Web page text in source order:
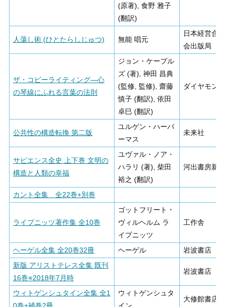
(原著), 食野 雅子
(翻訳)
人蕩し術 (ひとたらしじゅつ) 無能 唱元
日本経営合
会出版局
ザ・コピーライティング―心
の琴線にふれる言葉の法則
ジョン・ケープル
ズ (著), 神田 昌典
(監修, 監修), 齋藤
慎子 (翻訳), 依田
卓巳 (翻訳)
ダイヤモン
公共性の構造転換 第二版
ユルゲン・ハーバ
ーマス
未来社
サピエンス全史 上下巻 文明の
構造と人類の幸福
ユヴァル・ノア・
ハラリ (著), 柴田
裕之 (翻訳)
河出書房新社
カント全集 全22巻+別巻
ライプニッツ著作集 全10巻
ゴットフリート・
ヴィルヘルム ラ
イプニッツ
工作舎
ヘーゲル全集 全20巻32冊 ヘーゲル
岩波書店
新版 アリストテレス全集 既刊
16巻※2018年7月時
岩波書店
ウィトゲンシュタイン全集 全1
ウィトゲンシュタ
大修館書店